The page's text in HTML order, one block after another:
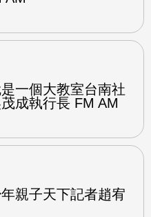
一個大教室台南社
成執行長 FM AM
親子天下記者趙宥